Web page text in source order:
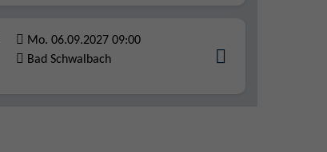
Mo. 06.09.2027 09:00
Bad Schwalbach